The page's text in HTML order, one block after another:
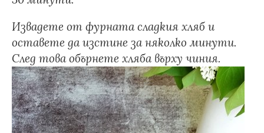
Извадете от фурната сладкия хляб и
оставете да изстине за няколко минути.
След това обърнете хляба върху чиния.